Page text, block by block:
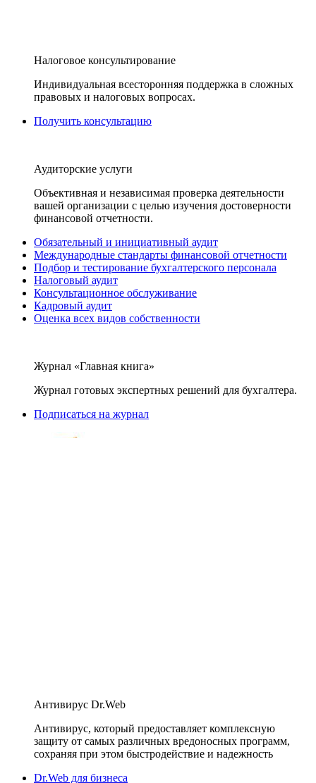
Налоговое консультирование
Индивидуальная всесторонняя поддержка в сложных
правовых и налоговых вопросах.
Получить консультацию
Аудиторские услуги
Объективная и независимая проверка деятельности
вашей организации с целью изучения достоверности
финансовой отчетности.
Обязательный и инициативный аудит
Международные стандарты финансовой отчетности
Подбор и тестирование бухгалтерского персонала
Налоговый аудит
Консультационное обслуживание
Кадровый аудит
Оценка всех видов собственности
Журнал «Главная книга»
Журнал готовых экспертных решений для бухгалтера.
Подписаться на журнал
Антивирус Dr.Web
Антивирус, который предоставляет комплексную
защиту от самых различных вредоносных программ,
сохраняя при этом быстродействие и надежность
Dr.Web для бизнеса